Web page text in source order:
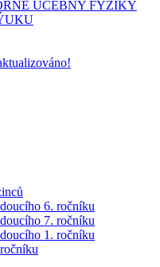
UČEBNY FYZIKY
6. ročníku
7. ročníku
1. ročníku